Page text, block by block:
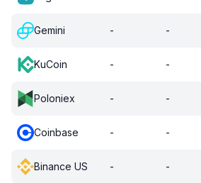
Gemini - -
KuCoin - -
Poloniex - -
Coinbase - -
Binance US - -